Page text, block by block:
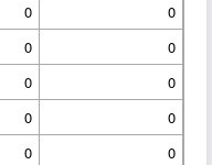
0
0
0
0
0
0
0
0
0
0